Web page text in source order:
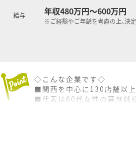
給与 年収480万円～600万円
※ご経験やご年齢を考慮の上、決
◇こんな企業です◇
■関西を中心に130店舗以上
■代表は60代女性の薬剤師
■「薬剤師には活躍の場所
りまず患者様を第一に考え
■薬局事業の他にも、医師